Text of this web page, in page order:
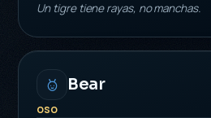
Un tigre tiene rayas, no manchas.
Bear
oso